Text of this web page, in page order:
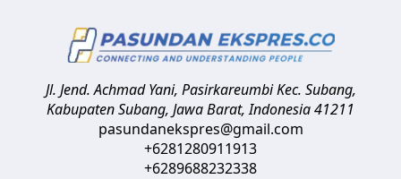
Jl. Jend. Achmad Yani, Pasirkareumbi Kec. Subang,
Kabupaten Subang, Jawa Barat,Indonesia41211
pasundanekspres@gmail.com
+6281280911913
+6289688232338